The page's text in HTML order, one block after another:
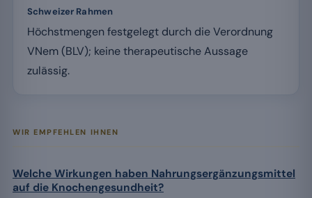
Schweizer Rahmen
Höchstmengen festgelegt durch die Verordnung
VNem (BLV); keine therapeutische Aussage
zulässig.
WIR EMPFEHLEN IHNEN
Welche Wirkungen haben Nahrungsergänzungsmittel
auf die Knochengesundheit?